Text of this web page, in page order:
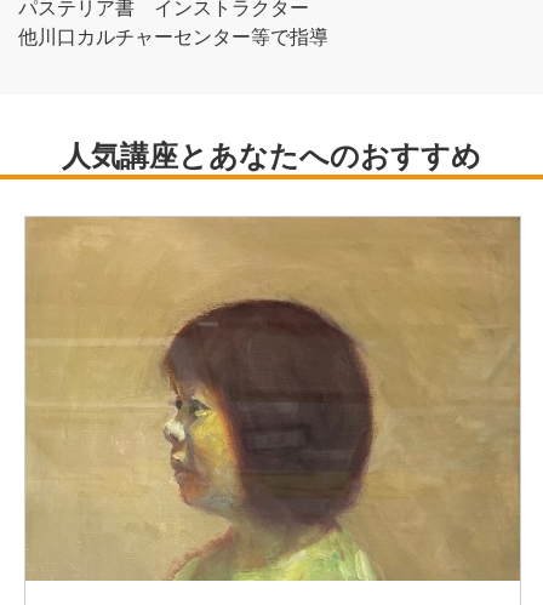
パステリア書 インストラクター
他川口カルチャーセンター等で指導